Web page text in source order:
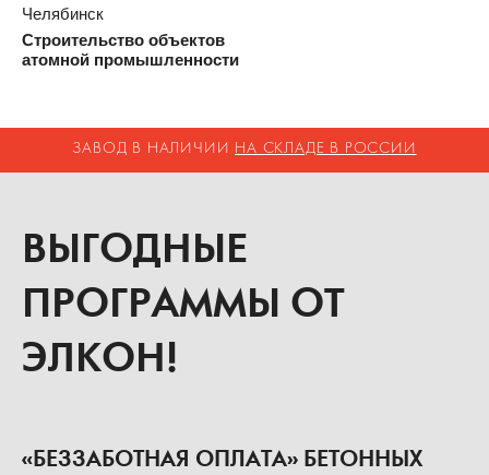
Челябинск
Строительство объектов
атомной промышленности
ЗАВОД В НАЛИЧИИ НА СКЛАДЕ В РОССИИ
ВЫГОДНЫЕ
ПРОГРАММЫ ОТ
ЭЛКОН!
«БЕЗЗАБОТНАЯ ОПЛАТА» БЕТОННЫХ